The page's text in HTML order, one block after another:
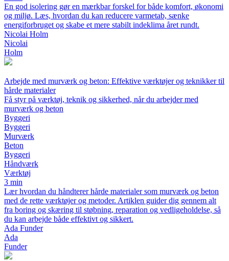
En god isolering gør en mærkbar forskel for både komfort, økonomi
og miljø. Læs, hvordan du kan reducere varmetab, sænke
energiforbruget og skabe et mere stabilt indeklima året rundt.
Nicolai Holm
Nicolai
Holm
Arbejde med murværk og beton: Effektive værktøjer og teknikker til
hårde materialer
Få styr på værktøj, teknik og sikkerhed, når du arbejder med
murværk og beton
Byggeri
Byggeri
Murværk
Beton
Byggeri
Håndværk
Værktøj
3 min
Lær hvordan du håndterer hårde materialer som murværk og beton
med de rette værktøjer og metoder. Artiklen guider dig gennem alt
fra boring og skæring til støbning, reparation og vedligeholdelse, så
du kan arbejde både effektivt og sikkert.
Ada Funder
Ada
Funder